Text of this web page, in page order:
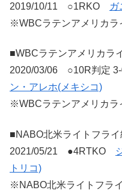
2019/10/11 ○1RKO
ガ
※WBCラテンアメリカラ
■WBCラテンアメリカラ
2020/03/06 ○10R判定
ン・アレホ(メキシコ)
※WBCラテンアメリカ
■NABO北米ライトフラ
2021/05/21 ●4RTKO
トリコ)
※NABO北米ライトフラ